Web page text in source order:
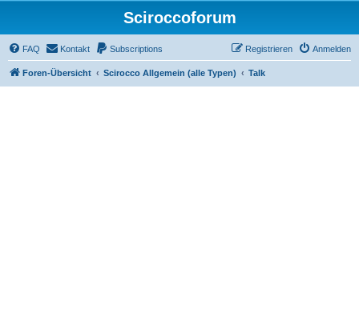
Sciroccoforum
FAQ Kontakt Subscriptions Anmelden
Registrieren
Foren-Übersicht Scirocco Allgemein (alle Typen) Talk